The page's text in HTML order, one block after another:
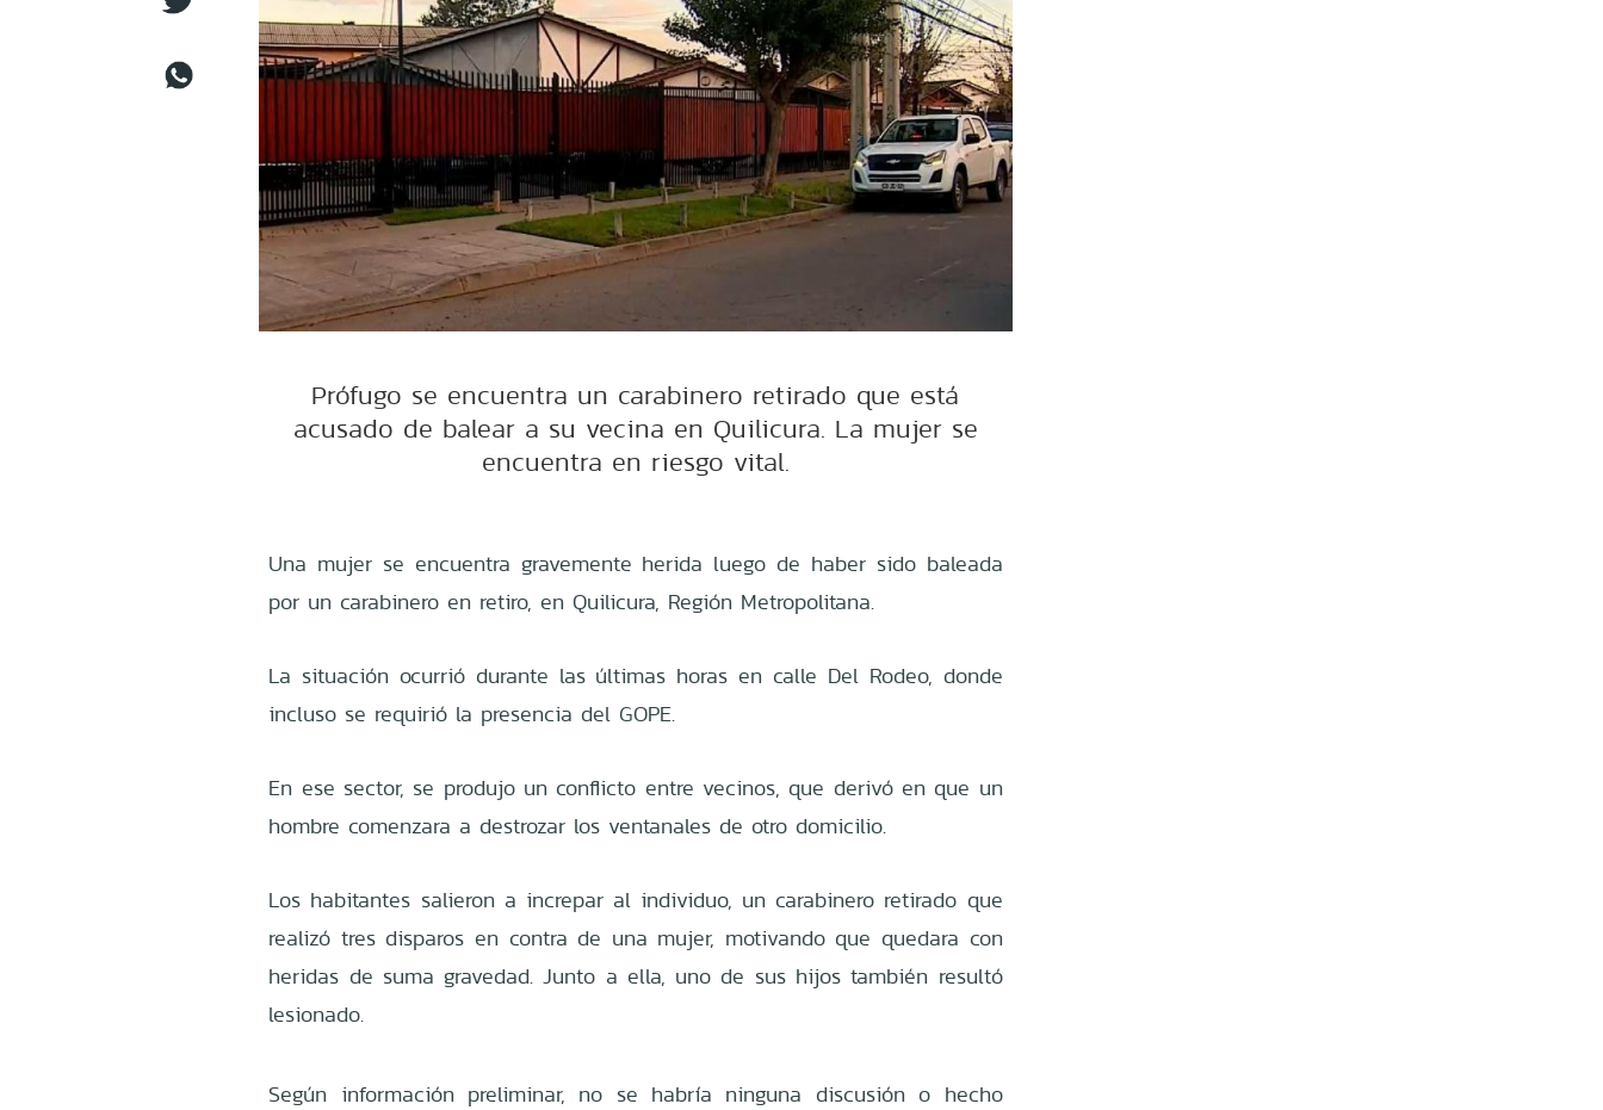
Prófugo se encuentra un carabinero retirado que está
acusado de balear a su vecina en Quilicura. La mujer se
encuentra en riesgo vital.
Una mujer se encuentra gravemente herida luego de haber sido baleada
por un carabinero en retiro, en Quilicura, Región Metropolitana.
La situación ocurrió durante las últimas horas en calle Del Rodeo, donde
incluso se requirió la presencia del GOPE.
En ese sector, se produjo un conflicto entre vecinos, que derivó en que un
hombre comenzara a destrozar los ventanales de otro domicilio.
Los habitantes salieron a increpar al individuo, un carabinero retirado que
realizó tres disparos en contra de una mujer, motivando que quedara con
heridas de suma gravedad. Junto a ella, uno de sus hijos también resultó
lesionado.
Según información preliminar, no se habría ninguna discusión o hecho